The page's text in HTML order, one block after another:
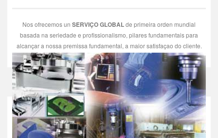
Nos ofrecemos un SERVIÇO GLOBALde primeira orden mundial
basada na seriedade e profissionalismo, pilares fundamentais para
alcançar a nossa premissa fundamental, a maior satisfaçao do cliente.